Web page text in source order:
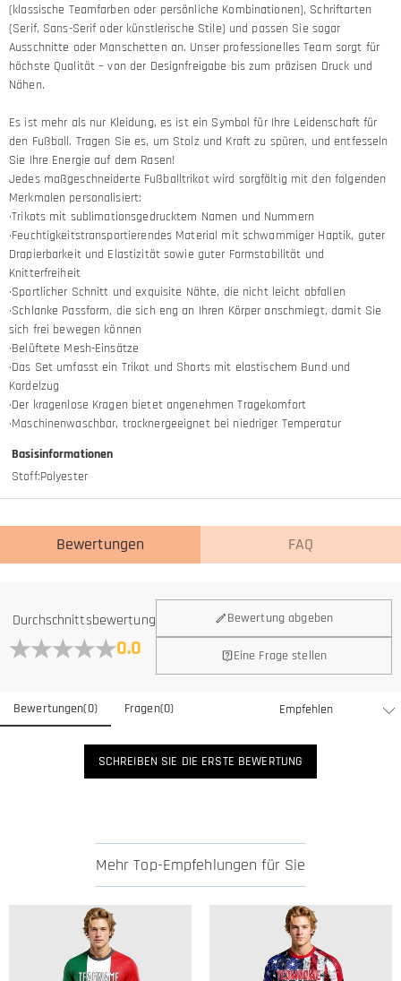
(klassische Teamfarben oder persönliche Kombinationen), Schriftarten
(Serif, Sans-Serif oder künstlerische Stile) und passen Sie sogar
Ausschnitte oder Manschetten an. Unser professionelles Team sorgt für
höchste Qualität – von der Designfreigabe bis zum präzisen Druck und
Nähen.
Es ist mehr als nur Kleidung, es ist ein Symbol für Ihre Leidenschaft für
den Fußball. Tragen Sie es, um Stolz und Kraft zu spüren, und entfesseln
Sie Ihre Energie auf dem Rasen!
Jedes maßgeschneiderte Fußballtrikot wird sorgfältig mit den folgenden
Merkmalen personalisiert:
·Trikots mit sublimationsgedrucktem Namen und Nummern
·Feuchtigkeitstransportierendes Material mit schwammiger Haptik, guter
Drapierbarkeit und Elastizität sowie guter Formstabilität und
Knitterfreiheit
·Sportlicher Schnitt und exquisite Nähte, die nicht leicht abfallen
·Schlanke Passform, die sich eng an Ihren Körper anschmiegt, damit Sie
sich frei bewegen können
·Belüftete Mesh-Einsätze
·Das Set umfasst ein Trikot und Shorts mit elastischem Bund und
Kordelzug
·Der kragenlose Kragen bietet angenehmen Tragekomfort
·Maschinenwaschbar, trocknergeeignet bei niedriger Temperatur
Basisinformationen
Stoff:Polyester
Bewertungen FAQ
Durchschnittsbewertung
0.0
Bewertung abgeben
Eine Frage stellen
Bewertungen(0) Fragen(0)
SCHREIBEN SIE DIE ERSTE BEWERTUNG
Mehr Top-Empfehlungen für Sie